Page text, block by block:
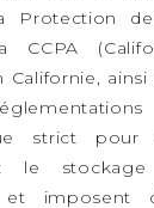
Protection
Californie,
strict
le stockage
et imposent